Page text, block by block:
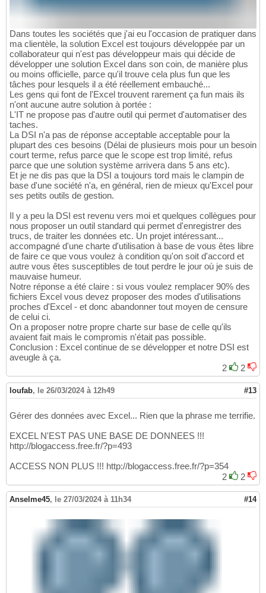
Dans toutes les sociétés que j'ai eu l'occasion de pratiquer dans
ma clientèle, la solution Excel est toujours développée par un
collaborateur qui n'est pas développeur mais qui décide de
développer une solution Excel dans son coin, de manière plus
ou moins officielle, parce qu'il trouve cela plus fun que les
tâches pour lesquels il a été réellement embauché...
Les gens qui font de l'Excel trouvent rarement ça fun mais ils
n'ont aucune autre solution à portée :
L'IT ne propose pas d'autre outil qui permet d'automatiser des
taches.
La DSI n'a pas de réponse acceptable acceptable pour la
plupart des ces besoins (Délai de plusieurs mois pour un besoin
court terme, refus parce que le scope est trop limité, refus
parce que une solution système arrivera dans 5 ans etc).
Et je ne dis pas que la DSI a toujours tord mais le clampin de
base d'une société n'a, en général, rien de mieux qu'Excel pour
ses petits outils de gestion.
Il y a peu la DSI est revenu vers moi et quelques collègues pour
nous proposer un outil standard qui permet d'enregistrer des
trucs, de traiter les données etc. Un projet intéressant...
accompagné d'une charte d'utilisation à base de vous êtes libre
de faire ce que vous voulez à condition qu'on soit d'accord et
autre vous êtes susceptibles de tout perdre le jour où je suis de
mauvaise humeur.
Notre réponse a été claire : si vous voulez remplacer 90% des
fichiers Excel vous devez proposer des modes d'utilisations
proches d'Excel - et donc abandonner tout moyen de censure
de celui ci.
On a proposer notre propre charte sur base de celle qu'ils
avaient fait mais le compromis n'était pas possible.
Conclusion : Excel continue de se développer et notre DSI est
aveugle à ça.
2
2
loufab, le 26/03/2024 à 12h49 #13
Gérer des données avec Excel... Rien que la phrase me terrifie.
EXCEL N'EST PAS UNE BASE DE DONNEES !!!
http://blogaccess.free.fr/?p=493
ACCESS NON PLUS !!! http://blogaccess.free.fr/?p=354
2
2
Anselme45, le 27/03/2024 à 11h34 #14